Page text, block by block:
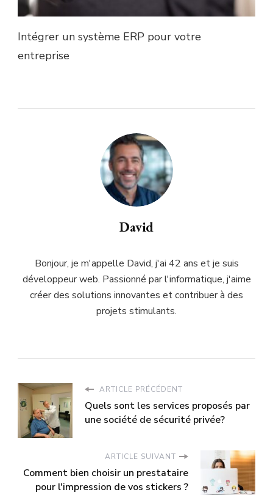
Intégrer un système ERP pour votre
entreprise
David
Bonjour, je m'appelle David, j'ai 42 ans et je suis
développeur web. Passionné par l'informatique, j'aime
créer des solutions innovantes et contribuer à des
projets stimulants.
ARTICLE PRÉCÉDENT
Quels sont les services proposés par
une société de sécurité privée?
ARTICLE SUIVANT
Comment bien choisir un prestataire
pour l'impression de vos stickers ?